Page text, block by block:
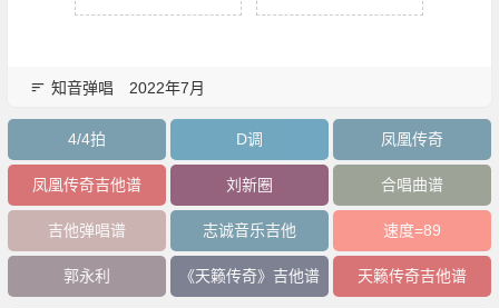
知音弹唱 2022年7月
4/4拍 D调 凤凰传奇
凤凰传奇吉他谱 刘新圈 合唱曲谱
吉他弹唱谱 志诚音乐吉他 速度=89
郭永利 《天籁传奇》吉他谱 天籁传奇吉他谱